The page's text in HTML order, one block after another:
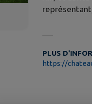
PLUS
https://